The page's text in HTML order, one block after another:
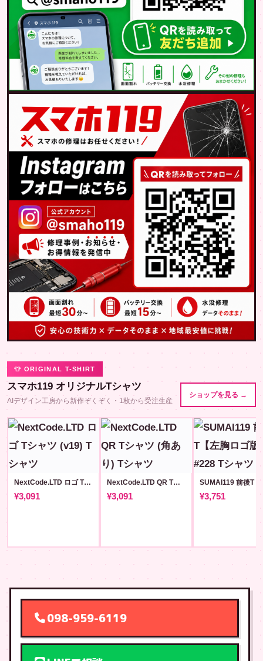
👕 ORIGINAL T-SHIRT
スマホ119 オリジナルTシャツ
AIデザイン工房から新作ぞくぞく・1枚から受注生産
ショップを見る →
NextCode.LTD ロゴ Tシャツ (v19)
¥3,091
NextCode.LTD QR Tシャツ (角あり)
¥3,091 ¥3,751
098-959-6119